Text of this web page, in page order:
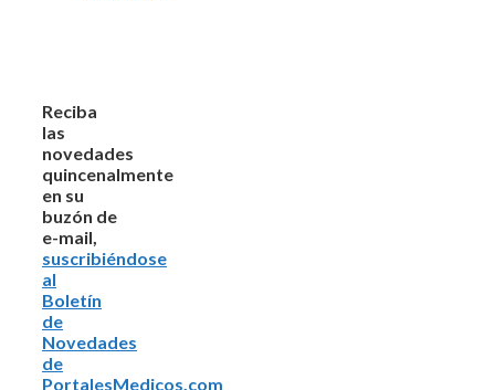
Reciba
las
novedades
quincenalmente
en su
buzón de
e-mail,
suscribiéndose
al
Boletín
de
Novedades
de
PortalesMedicos.com